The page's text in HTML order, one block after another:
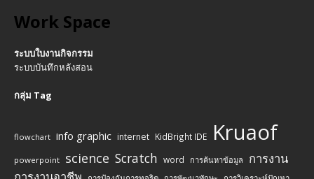
Work Space
ระบบใบงานกิจกรรม
ระบบบันทึกหลังสอน
กลุ่ม Tag
flowchart info graphic internet KidBright IDE Kruaof
powerpoint science Scratch word การค้นหาข้อมูล
การงาน